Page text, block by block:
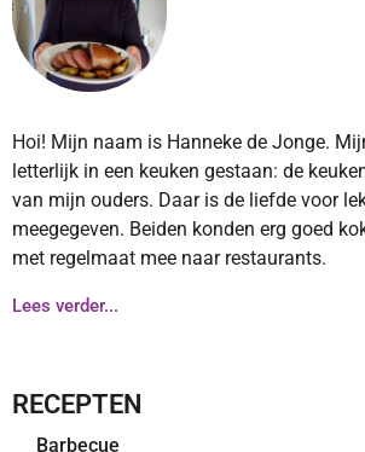
Hoi! Mijn naam is Hanneke de Jonge.
letterlijk in een keuken gestaan: de
van mijn ouders. Daar is de liefde voor
meegegeven. Beiden konden erg goed
met regelmaat mee naar restaurants.
Lees verder...
RECEPTEN
Barbecue